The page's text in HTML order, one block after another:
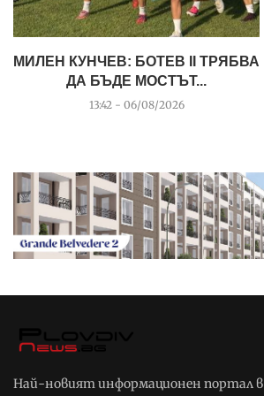
МИЛЕН КУНЧЕВ: БОТЕВ II ТРЯБВА
ДА БЪДЕ МОСТЪТ...
13:42 - 06/08/2026
Най-новият информационен портал в